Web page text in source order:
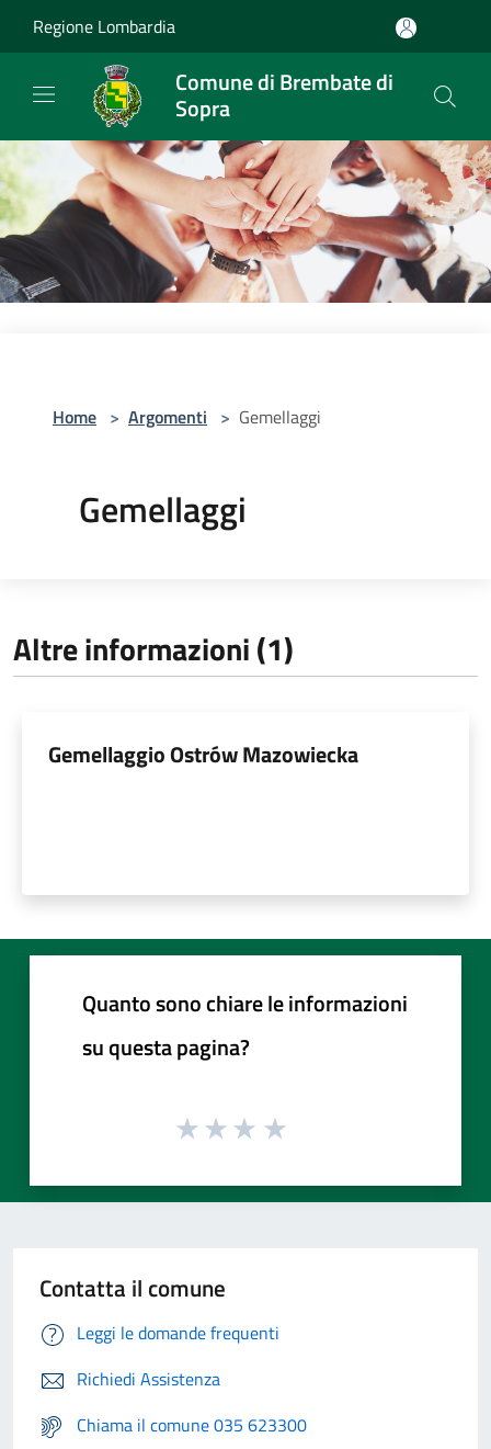
Regione Lombardia
Comune di Brembate di
Sopra
Home > Argomenti > Gemellaggi
Gemellaggi
Altre informazioni (1)
Gemellaggio Ostrów Mazowiecka
Quanto sono chiare le informazioni
su questa pagina?
Contatta il comune
Leggi le domande frequenti
Richiedi Assistenza
Chiama il comune 035 623300